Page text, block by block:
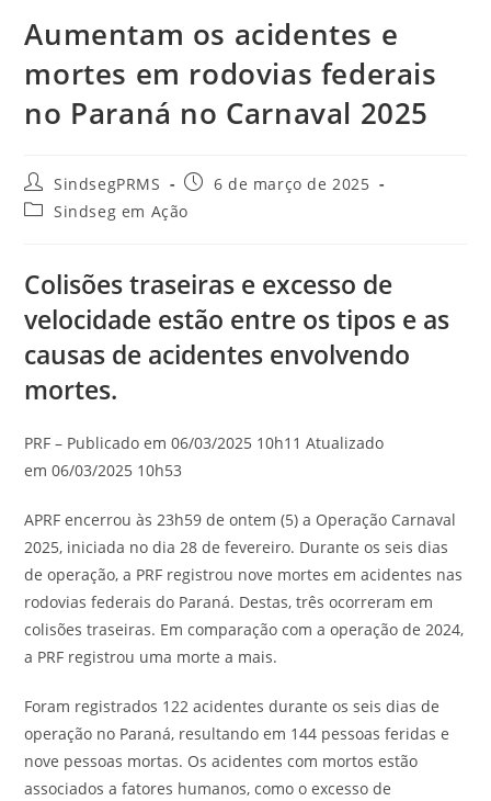
Aumentam os acidentes e
mortes em rodovias federais
no Paraná no Carnaval 2025
SindsegPRMS
6 de março de 2025
Sindseg em Ação
Colisões traseiras e excesso de
velocidade estão entre os tipos e as
causas de acidentes envolvendo
mortes.
PRF – Publicado em 06/03/2025 10h11 Atualizado
em 06/03/2025 10h53
APRF encerrou às 23h59 de ontem (5) a Operação Carnaval
2025, iniciada no dia 28 de fevereiro. Durante os seis dias
de operação, a PRF registrou nove mortes em acidentes nas
rodovias federais do Paraná. Destas, três ocorreram em
colisões traseiras. Em comparação com a operação de 2024,
a PRF registrou uma morte a mais.
Foram registrados 122 acidentes durante os seis dias de
operação no Paraná, resultando em 144 pessoas feridas e
nove pessoas mortas. Os acidentes com mortos estão
associados a fatores humanos, como o excesso de